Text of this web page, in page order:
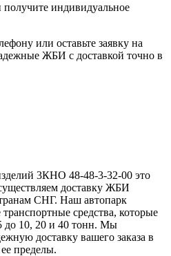
индивидуальное
или оставьте заявку на
ЖБИ с доставкой точно в
3КНО 48-48-3-32-00 это
доставку ЖБИ
СНГ. Наш автопарк
средства, которые
до 10, 20 и 40 тонн. Мы
доставку вашего заказа в
пределы.